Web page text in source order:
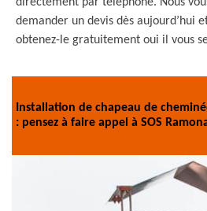
demander un devis dès aujourd’hui
obtenez-le gratuitement oui il vous
Installation de chapeau de
: pensez à faire appel à SOS